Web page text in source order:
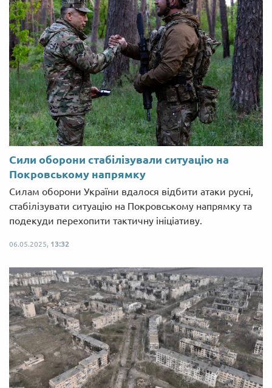
Сили оборони стабілізували ситуацію на
Покровському напрямку
Силам оборони України вдалося відбити атаки русні,
стабілізувати ситуацію на Покровському напрямку та
подекуди перехопити тактичну ініціативу.
06.05.2025, 13:32